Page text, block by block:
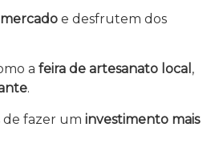
e desfrutem dos
a feira de artesanato local ,
.
de fazer um investimento mais